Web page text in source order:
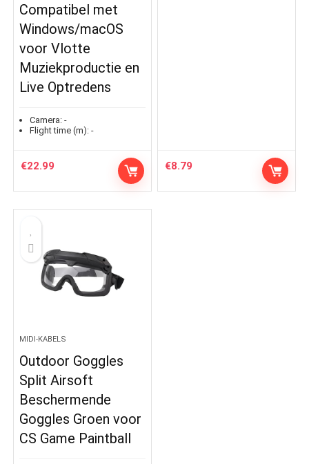
Compatibel met
Windows/macOS
voor Vlotte
Muziekproductie en
Live Optredens
Camera: -
Flight time (m): -
€22.99 €8.79
MIDI-KABELS
Outdoor Goggles
Split Airsoft
Beschermende
Goggles Groen voor
CS Game Paintball